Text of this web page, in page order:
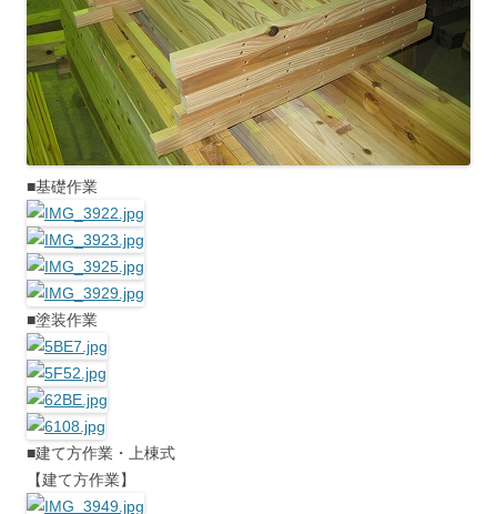
■基礎作業
■塗装作業
■建て方作業・上棟式
【建て方作業】